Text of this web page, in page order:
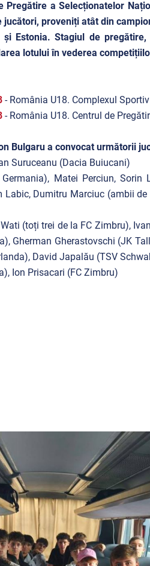
Pregătire a Selecționatelor
proveniți atât din
și Estonia. Stagiul de
lotului în vederea
- România U18. Complexul
- România U18. Centrul de
Bulgaru a convocat următorii
Suruceanu (Dacia Buiucani)
Matei Perciun,
Dumitru Marciuc (ambii de
(toți trei de la FC Zimbru),
Gherman Gherastovschi (JK
David Japalău (TSV
Ion Prisacari (FC Zimbru)